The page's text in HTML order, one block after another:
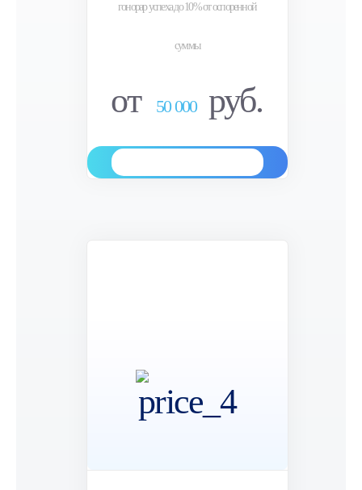
гонорар успеха до 10% от оспоренной
суммы
от 50 000 руб.